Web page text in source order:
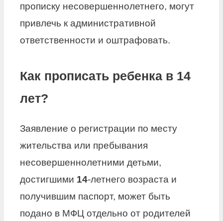
прописку несовершеннолетнего, могут
привлечь к административной
ответственности и оштрафовать.
Как прописать ребенка в 14
лет?
Заявление о регистрации по месту
жительства или пребывания
несовершеннолетними детьми,
достигшими 14-летнего возраста и
получившим паспорт, может быть
подано в МФЦ отдельно от родителей